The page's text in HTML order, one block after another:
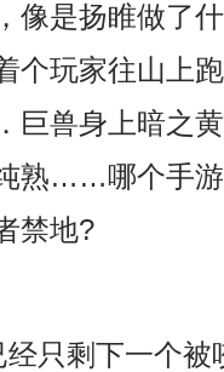
像是扬睢做了
个玩家往山上
巨兽身上暗之
熟……哪个手
禁地?
只剩下一个被